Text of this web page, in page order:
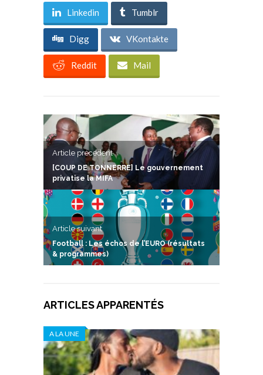
Linkedin Tumblr
Digg VKontakte
Reddit Mail
Article précedent
[COUP DE TONNERRE] Le gouvernement
privatise la MIFA
Article suivant
Football : Les échos de l’EURO (résultats
& programmes)
ARTICLES APPARENTÉS
A LA UNE